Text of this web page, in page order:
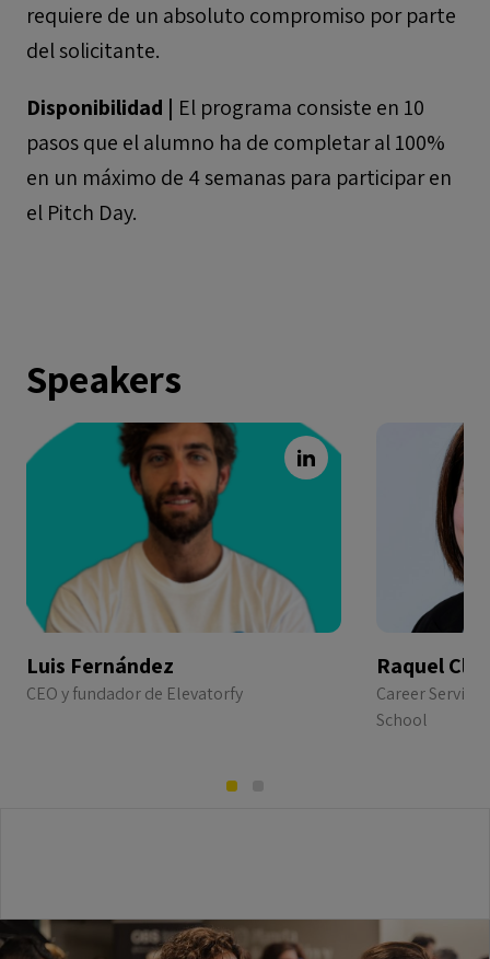
requiere de un absoluto compromiso por parte
del solicitante.
Disponibilidad | El programa consiste en 10
pasos que el alumno ha de completar al 100%
en un máximo de 4 semanas para participar en
el Pitch Day.
Speakers
Luis Fernández
CEO y fundador de Elevatorfy
Raquel
Career
School